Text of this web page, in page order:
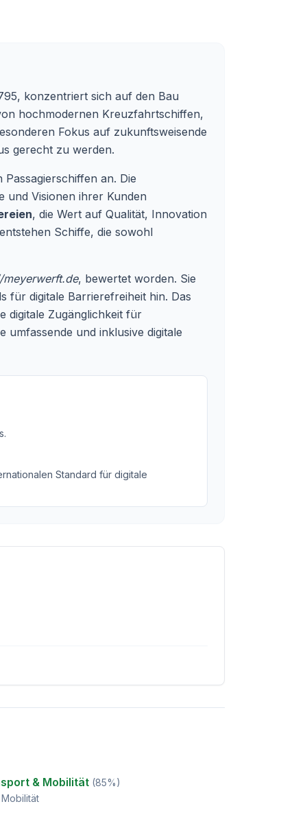
konzentriert sich auf den Bau
hochmodernen Kreuzfahrtschiffen,
Fokus auf zukunftsweisende
gerecht zu werden.
an. Die
und Visionen ihrer Kunden
, die Wert auf Qualität, Innovation
Schiffe, die sowohl
, bewertet worden. Sie
für digitale Barrierefreiheit hin. Das
digitale Zugänglichkeit für
umfassende und inklusive digitale
.
Standard für digitale
& Mobilität (85%)